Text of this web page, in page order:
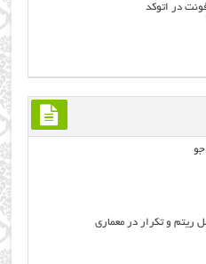
در اتوکد
ریتم و تکرار در معماری